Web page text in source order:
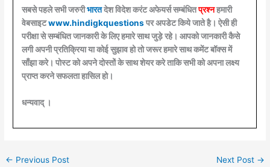
सबसे पहले सभी जरुरीभारतदेश विदेश करंट अफेयर्स सम्बंधितप्रश्नहमारी
वेबसाइटwww.hindigkquestionsपर अपडेट किये जाते है। ऐसी ही
परीक्षा से सम्बंधित जानकारी के लिए हमारे साथ जुड़े रहे। आपको जानकारी कैसे
लगी अपनी प्रतिक्रिया या कोई सुझाव हो तो जरूर हमारे साथ कमेंट बॉक्स में
साँझा करे। पोस्ट को अपने दोस्तों के साथ शेयर करे ताकि सभी को अपना लक्ष्य
प्राप्त करने सफलता हासिल हो।
धन्यवाद् ।
← Previous Post Next Post →